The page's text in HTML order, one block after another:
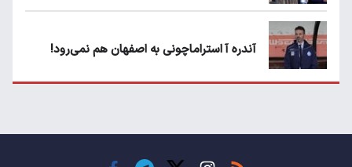
آندره آ استراماچونی به اصفهان هم نمی‌رود!
حسن روی هوا!